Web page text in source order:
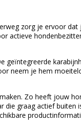
zorg je ervoor
actieve
geïntegreerde
neem je hem
Zo heeft jouw
die graag actief buiten